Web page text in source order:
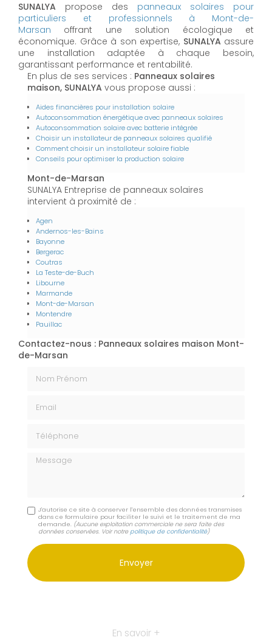
SUNALYA propose des panneaux solaires pour
particuliers et professionnels à Mont-de-
Marsan offrant une solution écologique et
économique. Grâce à son expertise, SUNALYA assure
une installation adaptée à chaque besoin,
garantissant performance et rentabilité.
En plus de ses services : Panneaux solaires
maison, SUNALYA vous propose aussi :
Aides financières pour installation solaire
Autoconsommation énergétique avec panneaux solaires
Autoconsommation solaire avec batterie intégrée
Choisir un installateur de panneaux solaires qualifié
Comment choisir un installateur solaire fiable
Conseils pour optimiser la production solaire
Mont-de-Marsan
SUNALYA Entreprise de panneaux solaires
intervient à proximité de :
Agen
Andernos-les-Bains
Bayonne
Bergerac
Coutras
La Teste-de-Buch
Libourne
Marmande
Mont-de-Marsan
Montendre
Pauillac
Contactez-nous : Panneaux solaires maison Mont-
de-Marsan
Message
J'autorise ce site à conserver l'ensemble des données transmises
dans ce formulaire pour faciliter le suivi et le traitement de ma
demande. (Aucune exploitation commerciale ne sera faite des
données conservées. Voir notre politique de confidentialité)
En savoir +